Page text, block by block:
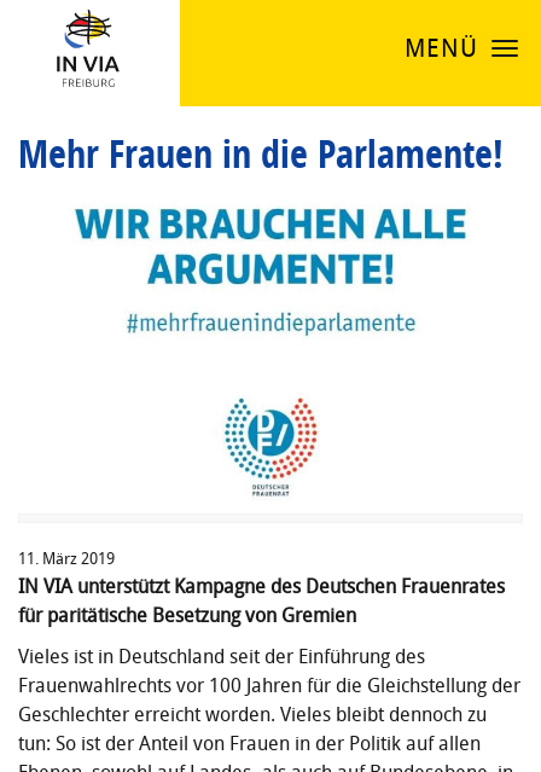
MENÜ
Mehr Frauen in die Parlamente!
11. März 2019
IN VIA unterstützt Kampagne des Deutschen Frauenrates
für paritätische Besetzung von Gremien
Vieles ist in Deutschland seit der Einführung des
Frauenwahlrechts vor 100 Jahren für die Gleichstellung der
Geschlechter erreicht worden. Vieles bleibt dennoch zu
tun: So ist der Anteil von Frauen in der Politik auf allen